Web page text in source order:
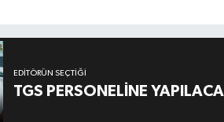
EDITÖRÜN SEÇTIĞI
TGS PERSONELİNE